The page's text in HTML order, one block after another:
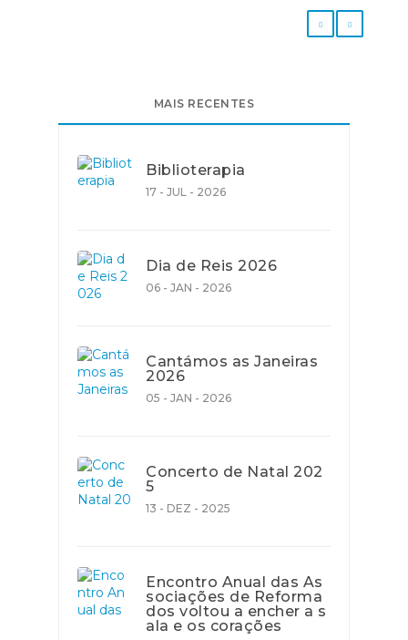
MAIS RECENTES
Biblioterapia
17 - JUL - 2026
Dia de Reis 2026
06 - JAN - 2026
Cantámos as Janeiras
2026
05 - JAN - 2026
Concerto de Natal 202
5
13 - DEZ - 2025
Encontro Anual das As
sociações de Reforma
dos voltou a encher a s
ala e os corações